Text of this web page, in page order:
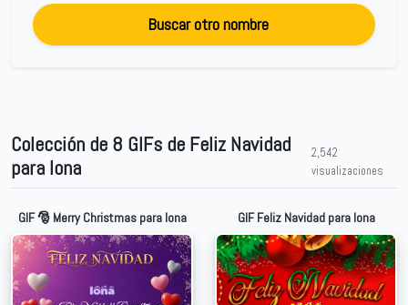
Buscar otro nombre
Colección de 8 GIFs de Feliz Navidad
para Iona
2,542
visualizaciones
GIF 🎅 Merry Christmas para Iona GIF Feliz Navidad para Iona